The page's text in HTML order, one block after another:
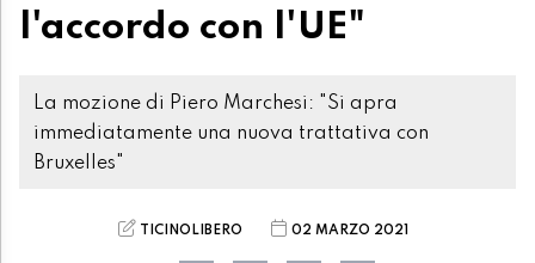
l'accordo con l'UE"
La mozione di Piero Marchesi: "Si apra
immediatamente una nuova trattativa con
Bruxelles"
TICINOLIBERO 02 MARZO 2021